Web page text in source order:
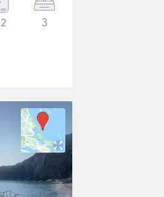
2 3